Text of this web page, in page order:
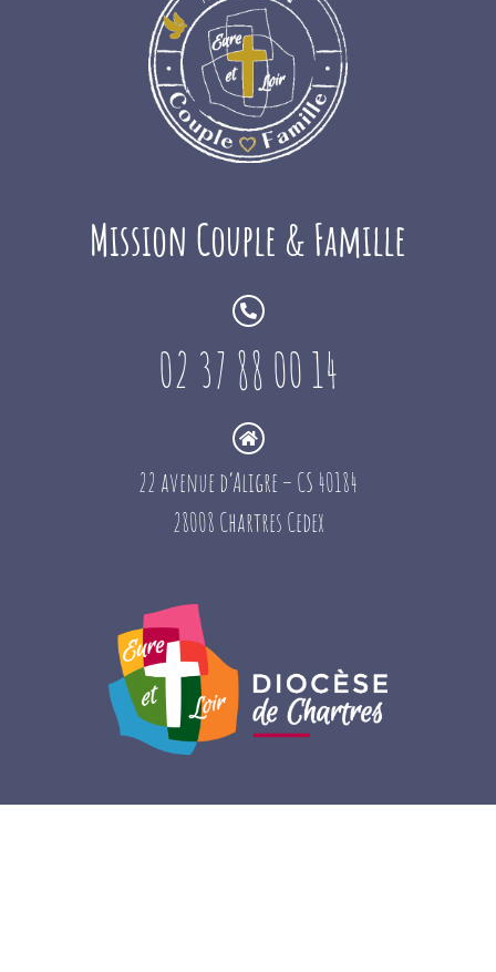
Mission Couple & Famille
02 37 88 00 14
22 avenue d’Aligre – CS 40184
28008 Chartres Cedex